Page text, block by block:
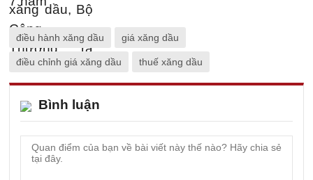
điều hành xăng dầu giá xăng dầu
điều chỉnh giá xăng dầu thuế xăng dầu
Bình luận